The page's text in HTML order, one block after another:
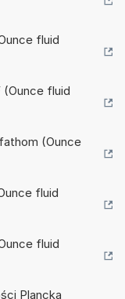
fluid
(Ounce fluid
(Ounce
fluid
fluid
Plancka